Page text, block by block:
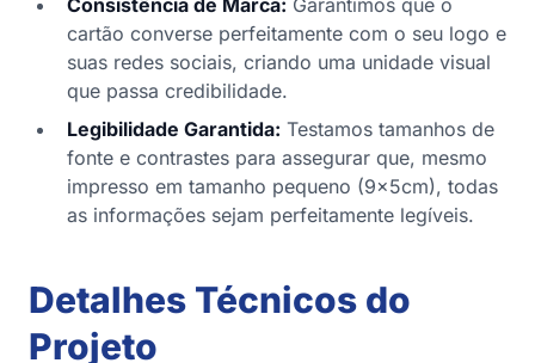
Consistência de Marca: Garantimos que o
cartão converse perfeitamente com o seu logo e
suas redes sociais, criando uma unidade visual
que passa credibilidade.
Legibilidade Garantida: Testamos tamanhos de
fonte e contrastes para assegurar que, mesmo
impresso em tamanho pequeno (9x5cm), todas
as informações sejam perfeitamente legíveis.
Detalhes Técnicos do
Projeto